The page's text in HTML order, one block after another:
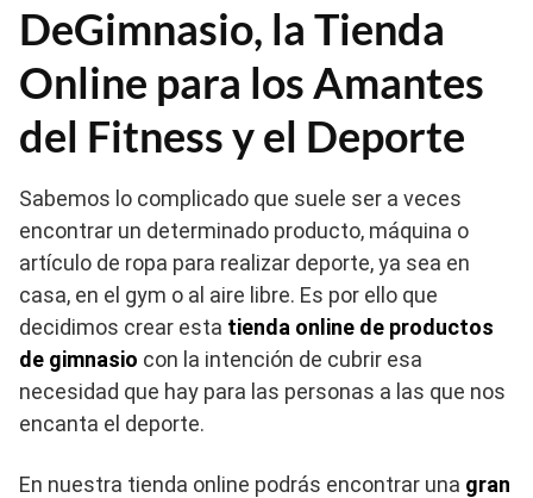
DeGimnasio, la Tienda
Online para los Amantes
del Fitness y el Deporte
Sabemos lo complicado que suele ser a veces
encontrar un determinado producto, máquina o
artículo de ropa para realizar deporte, ya sea en
casa, en el gym o al aire libre. Es por ello que
decidimos crear esta tienda online de productos
de gimnasio con la intención de cubrir esa
necesidad que hay para las personas a las que nos
encanta el deporte.
En nuestra tienda online podrás encontrar una gran